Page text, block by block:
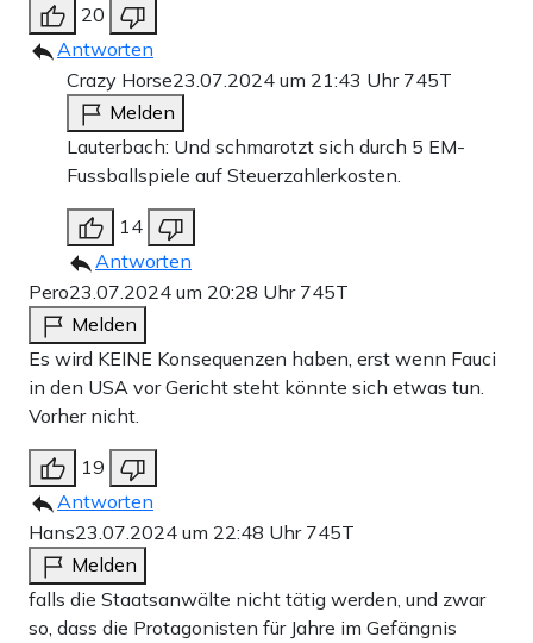
20
Antworten
Crazy Horse23.07.2024 um 21:43 Uhr 745T
Melden
Lauterbach: Und schmarotzt sich durch 5 EM-
Fussballspiele auf Steuerzahlerkosten.
14
Antworten
Pero23.07.2024 um 20:28 Uhr 745T
Melden
Es wird KEINE Konsequenzen haben, erst wenn Fauci
in den USA vor Gericht steht könnte sich etwas tun.
Vorher nicht.
19
Antworten
Hans23.07.2024 um 22:48 Uhr 745T
Melden
falls die Staatsanwälte nicht tätig werden, und zwar
so, dass die Protagonisten für Jahre im Gefängnis